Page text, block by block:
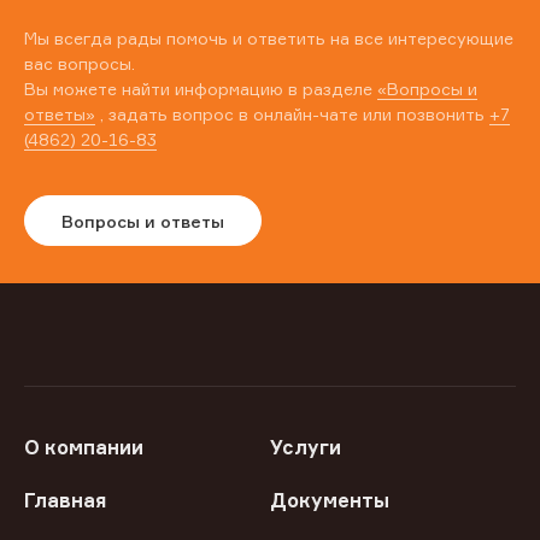
Мы всегда рады помочь и ответить на все интересующие
вас вопросы.
Вы можете найти информацию в разделе «Вопросы и
ответы» , задать вопрос в онлайн-чате или позвонить +7
(4862) 20-16-83
Вопросы и ответы
О компании Услуги
Главная Документы